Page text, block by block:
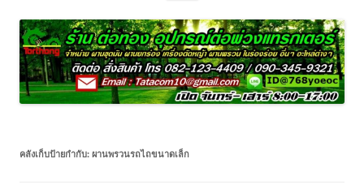
คลังเก็บป้ายกำกับ: ผานพรวนรถไถขนาดเล็ก